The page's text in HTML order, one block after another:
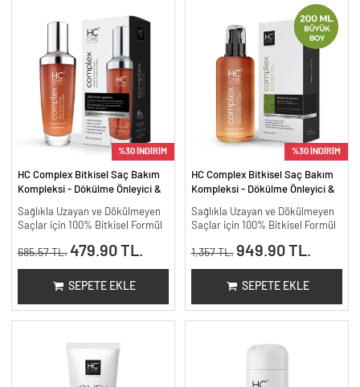
%30 İNDİRİM
HC Complex Bitkisel Saç Bakım
Kompleksi - Dökülme Önleyici &
100 ml
Sağlıkla Uzayan ve Dökülmeyen
Saçlar için 100% Bitkisel Formül
685.57 TL. 479.90 TL.
SEPETE EKLE
%30 İNDİRİM
HC Complex Bitkisel Saç Bakım
Kompleksi - Dökülme Önleyici &
200 ml.
Sağlıkla Uzayan ve Dökülmeyen
Saçlar için 100% Bitkisel Formül
1,357 TL. 949.90 TL.
SEPETE EKLE